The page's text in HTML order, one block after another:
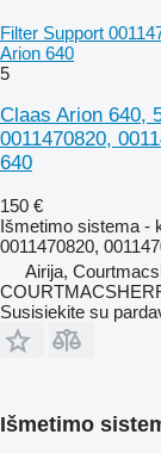
Filter Support
Arion 640
5
Claas Arion 640,
0011470820,
640
150 €
Išmetimo sistema -
0011470820,
Airija,
Susisiekite su
Išmetimo